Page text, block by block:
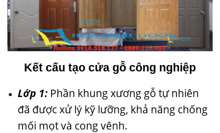
Kết cấu tạo cửa gỗ công nghiệp
Lớp 1: Phần khung xương gỗ tự nhiên
đã được xử lý kỹ lưỡng, khả năng chống
mối mọt và cong vênh.